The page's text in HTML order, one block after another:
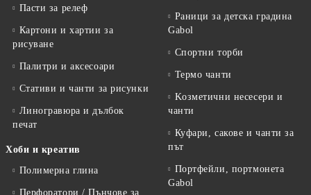
Пасти за релеф
Картони и хартии за
рисуване
Палитри и аксесоари
Стативи и чанти за рисунки
Линогравюра и дълбок
печат
Хоби и креатив
Полимерна глина
Перфоратори / Пънчове за
Раници за детска градина
Gabol
Спортни торби
Термо чанти
Kозметични несесери и
чанти
Куфари, сакове и чанти за
път
Портфейли, портмонета
Gabol